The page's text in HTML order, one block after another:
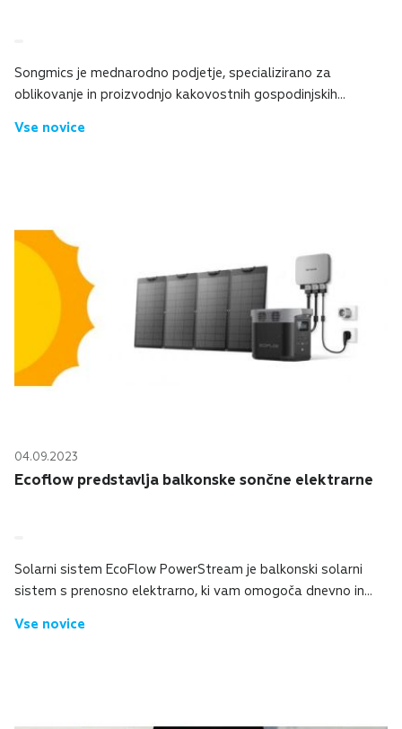
Songmics je mednarodno podjetje, specializirano za
oblikovanje in proizvodnjo kakovostnih gospodinjskih
ponudba vključuje številne izdelke...
Vse novice
04.09.2023
Ecoflow predstavlja balkonske sončne elektrarne
Solarni sistem EcoFlow PowerStream je balkonski solarni
sistem s prenosno elektrarno, ki vam omogoča dnevno in
energijo. EcoFlow Smart Plug in apl...
Vse novice